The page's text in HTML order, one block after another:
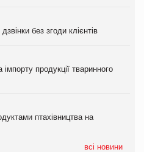
без згоди клієнтів
продукції тваринного
птахівництва на
всі новини
без згоди клієнтів
продукції тваринного
птахівництва на
без згоди клієнтів
продукції тваринного
птахівництва на